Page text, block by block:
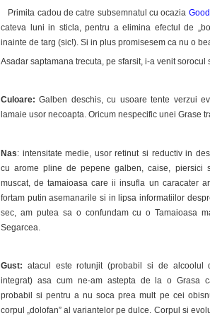
Primita cadou de catre subsemnatul cu ocazia
cateva luni in sticla, pentru a elimina efectul de
inainte de targ (sic!). Si in plus promisesem ca nu o
Asadar saptamana trecuta, pe sfarsit, i-a venit
Culoare: Galben deschis, cu usoare tente verzui
lamaie usor necoapta. Oricum nespecific unei Grase
Nas: intensitate medie, usor retinut si reductiv in
cu arome pline de pepene galben, caise, piersici
muscat, de tamaioasa care ii insufla un caracater
fortam putin asemanarile si in lipsa informatiilor
sec, am putea sa o confundam cu o Tamaioasa
Segarcea.
Gust: atacul este rotunjit (probabil si de alcoolul
integrat) asa cum ne-am astepta de la o Grasa
probabil si pentru a nu soca prea mult pe cei
corpul „dolofan” al variantelor pe dulce. Corpul si